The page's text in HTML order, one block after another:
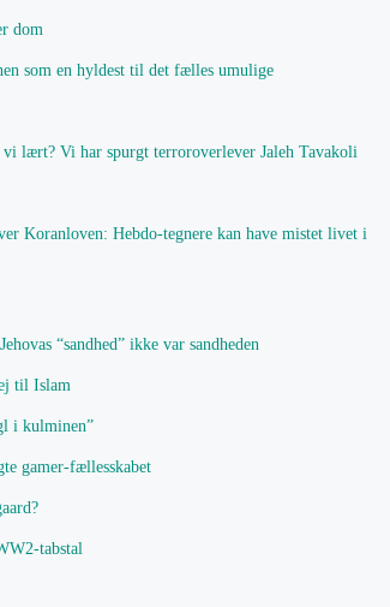
dom
som en hyldest til det fælles umulige
lært? Vi har spurgt terroroverlever Jaleh Tavakoli
Koranloven: Hebdo-tegnere kan have mistet livet i
“sandhed” ikke var sandheden
til Islam
i kulminen”
gamer-fællesskabet
tabstal